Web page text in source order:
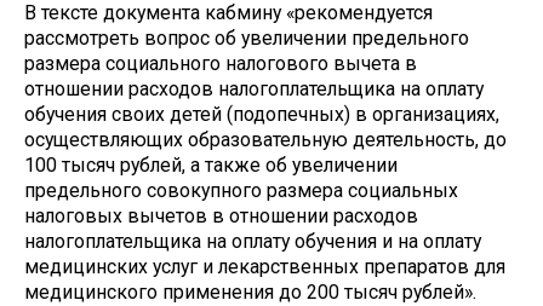
В тексте документа кабмину «рекомендуется
рассмотреть вопрос об увеличении предельного
размера социального налогового вычета в
отношении расходов налогоплательщика на оплату
обучения своих детей (подопечных) в организациях,
осуществляющих образовательную деятельность, до
100 тысяч рублей, а также об увеличении
предельного совокупного размера социальных
налоговых вычетов в отношении расходов
налогоплательщика на оплату обучения и на оплату
медицинских услуг и лекарственных препаратов для
медицинского применения до 200 тысяч рублей».